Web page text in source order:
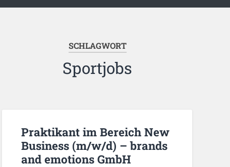
SCHLAGWORT
Sportjobs
Praktikant im Bereich New
Business (m/w/d) – brands
and emotions GmbH